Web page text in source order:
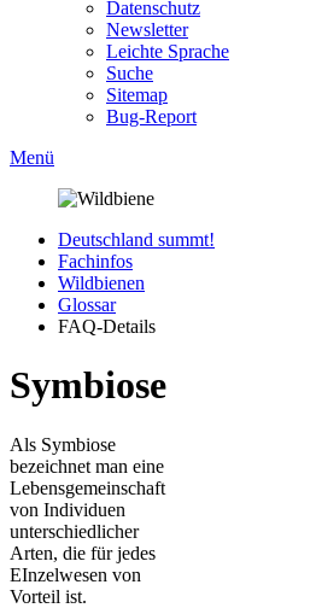
Datenschutz
Newsletter
Leichte Sprache
Suche
Sitemap
Bug-Report
Menü
Deutschland summt!
Fachinfos
Wildbienen
Glossar
FAQ-Details
Symbiose
Als Symbiose
bezeichnet man eine
Lebensgemeinschaft
von Individuen
unterschiedlicher
Arten, die für jedes
EInzelwesen von
Vorteil ist.